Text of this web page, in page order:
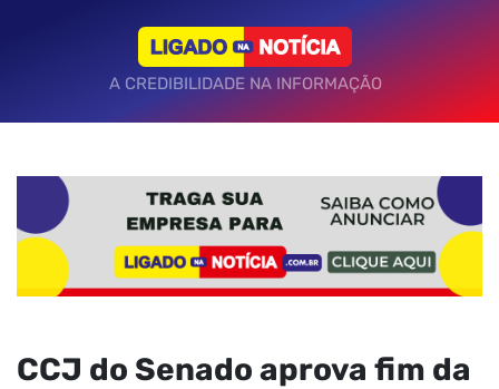
A CREDIBILIDADE NA INFORMAÇÃO
CCJ do Senado aprova fim da